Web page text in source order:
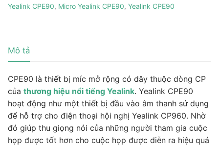
Yealink CPE90, Micro Yealink CPE90, Yealink CPE90
Mô tả
CPE90 là thiết bị míc mở rộng có dây thuộc dòng CP
của thương hiệu nổi tiếng Yealink. Yealink CPE90
hoạt động như một thiết bị đầu vào âm thanh sử dụng
để hỗ trợ cho điện thoại hội nghị Yealink CP960. Nhờ
đó giúp thu giọng nói của những người tham gia cuộc
họp được tốt hơn cho cuộc họp được diễn ra hiệu quả